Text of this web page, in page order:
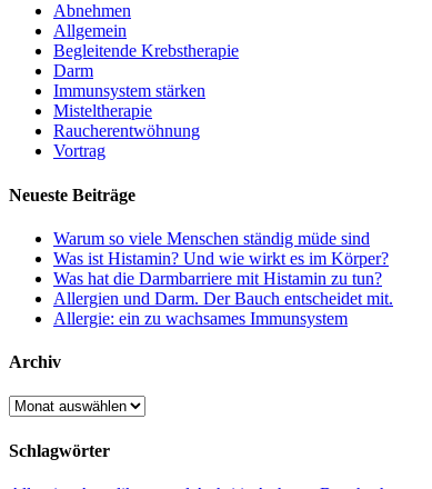
Abnehmen
Allgemein
Begleitende Krebstherapie
Darm
Immunsystem stärken
Misteltherapie
Raucherentwöhnung
Vortrag
Neueste Beiträge
Warum so viele Menschen ständig müde sind
Was ist Histamin? Und wie wirkt es im Körper?
Was hat die Darmbarriere mit Histamin zu tun?
Allergien und Darm. Der Bauch entscheidet mit.
Allergie: ein zu wachsames Immunsystem
Archiv
Archiv
Schlagwörter